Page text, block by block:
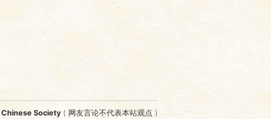
Chinese Society ( 网友言论不代表本站观点 )